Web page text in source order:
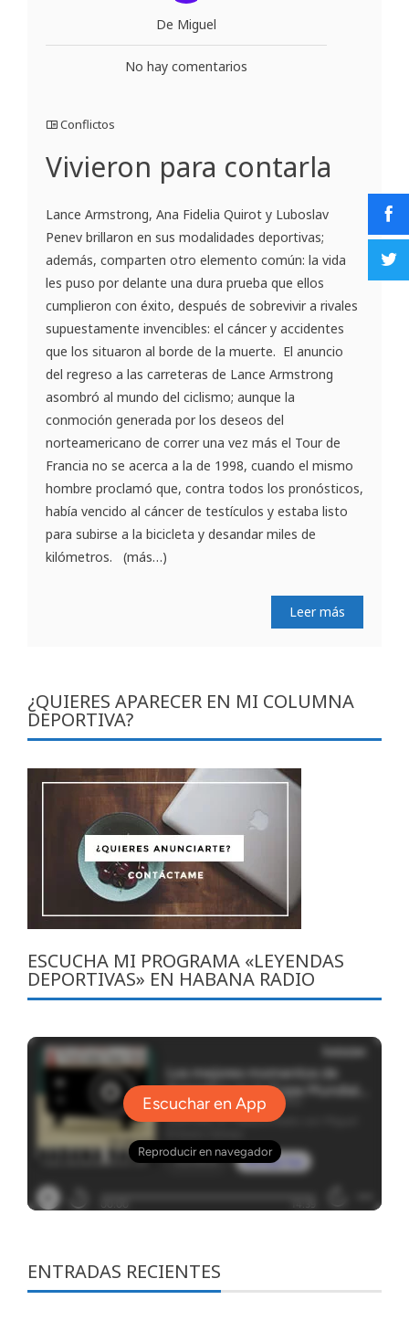
De Miguel
No hay comentarios
Conflictos
Vivieron para contarla
Lance Armstrong, Ana Fidelia Quirot y Luboslav
Penev brillaron en sus modalidades deportivas;
además, comparten otro elemento común: la vida
les puso por delante una dura prueba que ellos
cumplieron con éxito, después de sobrevivir a rivales
supuestamente invencibles: el cáncer y accidentes
que los situaron al borde de la muerte. El anuncio
del regreso a las carreteras de Lance Armstrong
asombró al mundo del ciclismo; aunque la
conmoción generada por los deseos del
norteamericano de correr una vez más el Tour de
Francia no se acerca a la de 1998, cuando el mismo
hombre proclamó que, contra todos los pronósticos,
había vencido al cáncer de testículos y estaba listo
para subirse a la bicicleta y desandar miles de
kilómetros. (más…)
Leer más
¿QUIERES APARECER EN MI COLUMNA
DEPORTIVA?
ESCUCHA MI PROGRAMA «LEYENDAS
DEPORTIVAS» EN HABANA RADIO
ENTRADAS RECIENTES